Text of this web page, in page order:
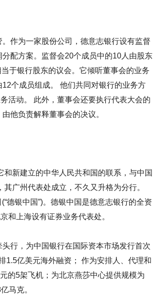
作为一家股份公司，德意志银行设有监督
配方案。监督会20个成员中的10人由股东
于银行股东的议会。它倾听董事会的业务
个成员组成。 他们共同对银行的业务方
活动。 此外，董事会还要执行代表大会的
他负责解释董事会的决议。
新建立的中华人民共和国的联系，与中国
广州代表处成立，不久又升格为分行。
德银中国”)。德银中国是德意志银行的全资
和上海设有证券业务代表处。
行，为中国银行在国际资本市场发行首次
1.5亿美元海外融资； 作为安排人、代理和
的5架飞机；为北京燕莎中心提供规模为
马克。